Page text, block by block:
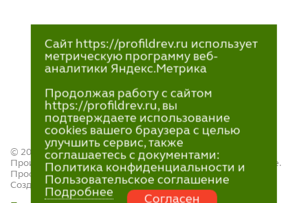
© 2021—2023
Производство и продажа пиломатериалов в Петрозаводске.
ПрофильДрев.
Создание и поддержка сайта — «Артлекс»
Сайт https://profildrev.ru использует
метрическую программу веб-
аналитики Яндекс.Метрика
Продолжая работу с сайтом
https://profildrev.ru, вы
подтверждаете использование
cookies вашего браузера с целью
улучшить сервис, также
соглашаетесь с документами:
Политика конфиденциальности и
Пользовательское соглашение
Подробнее
Согласен